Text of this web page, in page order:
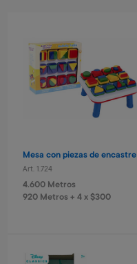
Mesa con piezas de encastre
Art. 1.724
4.600 Metros
920 Metros + 4 x $300